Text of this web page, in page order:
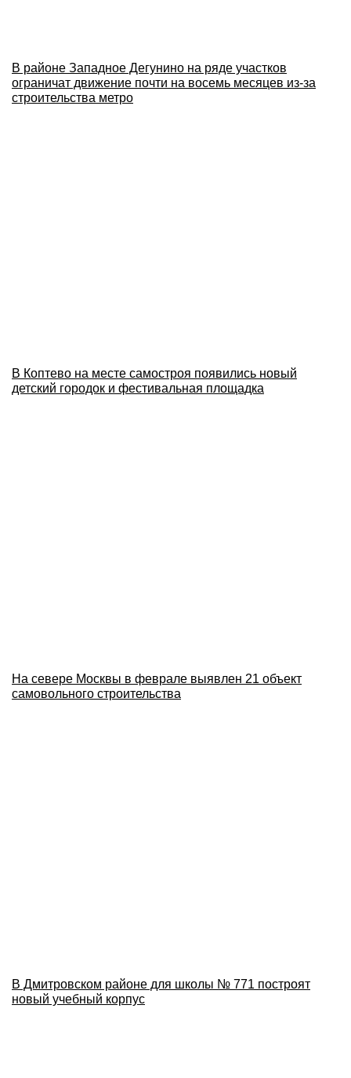
В районе Западное Дегунино на ряде участков
ограничат движение почти на восемь месяцев из-за
строительства метро
В Коптево на месте самостроя появились новый
детский городок и фестивальная площадка
На севере Москвы в феврале выявлен 21 объект
самовольного строительства
В Дмитровском районе для школы № 771 построят
новый учебный корпус